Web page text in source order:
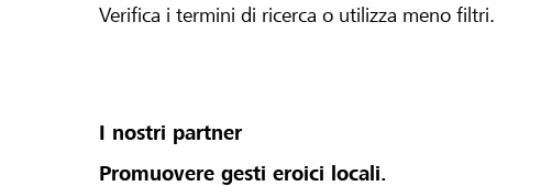
Verifica i termini di ricerca o utilizza meno filtri.
I nostri partner
Promuovere gesti eroici locali.